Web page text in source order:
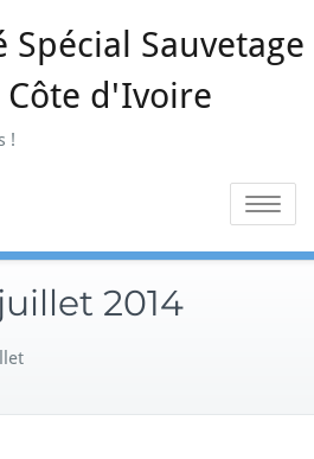
Spécial Sauvetage
d'Ivoire
!
Toggle
2014